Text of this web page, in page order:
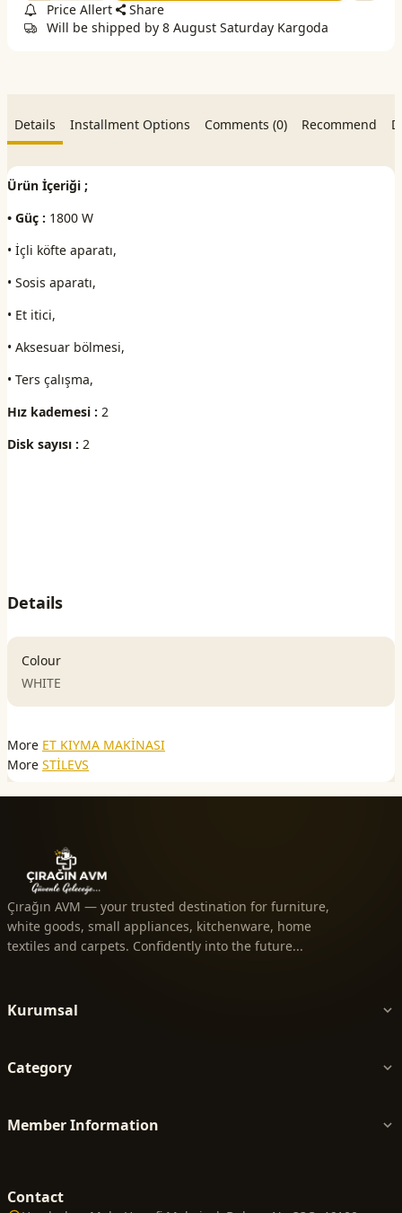
Price Allert
Share
Will be shipped by 8 August Saturday Kargoda
Details Installment Options Comments (0) Recommend
Ürün İçeriği ;
• Güç : 1800 W
• İçli köfte aparatı,
• Sosis aparatı,
• Et itici,
• Aksesuar bölmesi,
• Ters çalışma,
Hız kademesi : 2
Disk sayısı : 2
Details
Colour
WHITE
More ET KIYMA MAKİNASI
More STİLEVS
Çırağın AVM — your trusted destination for furniture,
white goods, small appliances, kitchenware, home
textiles and carpets. Confidently into the future...
Kurumsal
Category
Member Information
Contact